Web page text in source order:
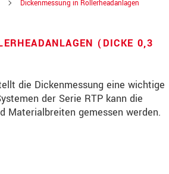
Dickenmessung in Rollerheadanlagen
(DICKE 0,3
die Dickenmessung eine wichtige
der Serie RTP kann die
Materialbreiten gemessen werden.